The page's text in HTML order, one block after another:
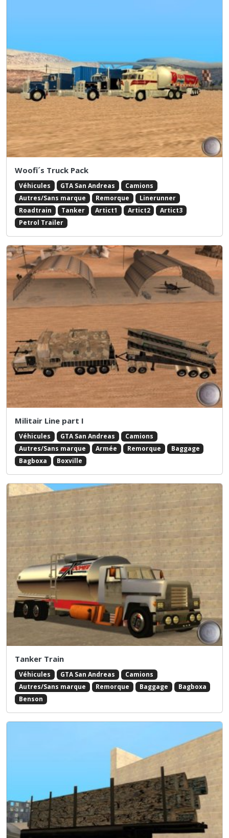
Woofi´s Truck Pack
Véhicules GTA San Andreas
Camions
Autres/Sans marque
Remorque
Linerunner
Roadtrain
Tanker Artict1 Artict2
Artict3
Petrol Trailer
Militair Line part I
Véhicules GTA San Andreas
Camions
Autres/Sans marque
Armée Remorque
Baggage
Bagboxa
Boxville
Tanker Train
Véhicules GTA San Andreas
Camions
Autres/Sans marque
Remorque Baggage
Bagboxa
Benson